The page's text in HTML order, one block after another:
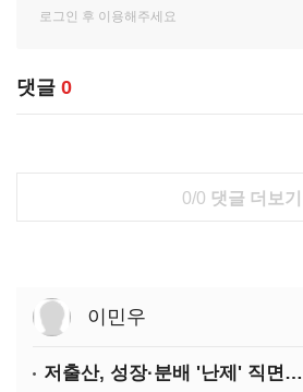
댓글 0
0/0 댓글 더보기
이민우